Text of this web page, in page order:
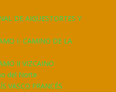
DE AIGÜESTORTES Y
I- CAMINO DE LA
II VIZCAINO
del Norte
VASCO FRANCÉS